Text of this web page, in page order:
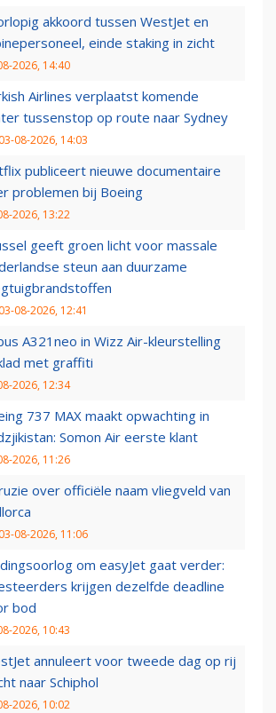
akkoord tussen WestJet en
einde staking in zicht
2026, 14:40
Airlines verplaatst komende
tussenstop op route naar Sydney
03-08-2026, 14:03
publiceert nieuwe documentaire
problemen bij Boeing
2026, 13:22
geeft groen licht voor massale
steun aan duurzame
03-08-2026, 12:41
A321neo in Wizz Air-kleurstelling
met graffiti
2026, 12:34
737 MAX maakt opwachting in
Somon Air eerste klant
2026, 11:26
over officiële naam vliegveld van
03-08-2026, 11:06
om easyJet gaat verder:
krijgen dezelfde deadline
bod
2026, 10:43
annuleert voor tweede dag op rij
naar Schiphol
2026, 10:02